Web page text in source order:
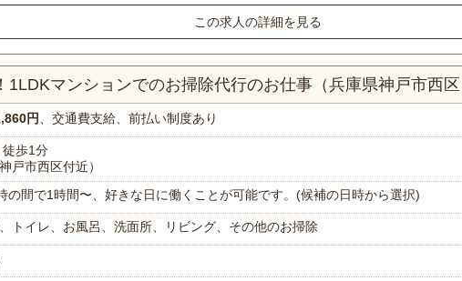
この求人の詳細を見る
1LDKマンションでのお掃除代行のお仕事（兵庫県神戸市西
円 、交通費支給、前払い制度あり
歩1分
戸市西区付近）
の間で1時間〜、好きな日に働くことが可能です。(候補の日時から選択)
トイレ、お風呂、洗面所、リビング、その他のお掃除